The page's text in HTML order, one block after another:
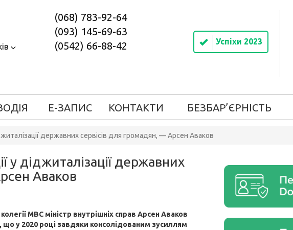
(068) 783-92-64
(093) 145-69-63
(0542) 66-88-42
Успіхи 2023
Е-ЗАПИС КОНТАКТИ БЕЗБАР’ЄРНІСТЬ
державних сервісів для громадян, — Арсен Аваков
у діджиталізації державних
Аваков
колегії МВС міністр внутрішніх справ Арсен Аваков
що у 2020 році завдяки консолідованим зусиллям